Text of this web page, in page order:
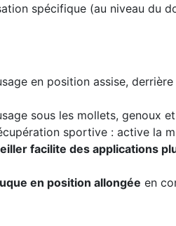
spécifique (au niveau du
en position assise,
sous les mollets, genoux
sportive : active la
facilite des applications
en position allongée en